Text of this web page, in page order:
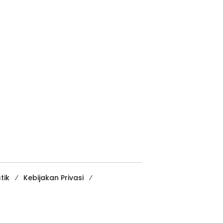
Kebijakan Privasi